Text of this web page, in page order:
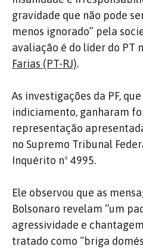
gravidade que não pode
menos ignorado” pela
avaliação é do líder do PT
Farias (PT-RJ).
As investigações da PF,
indiciamento, ganharam
representação
no Supremo Tribunal
Inquérito nº 4995.
Ele observou que as
Bolsonaro revelam “um
agressividade e
tratado como “briga